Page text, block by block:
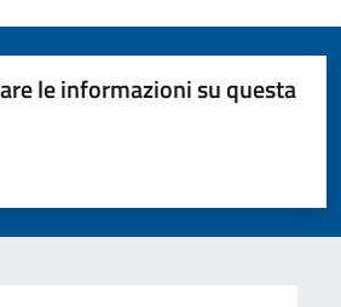
le informazioni su questa
5 stelle su 5
su 5
su 5
5